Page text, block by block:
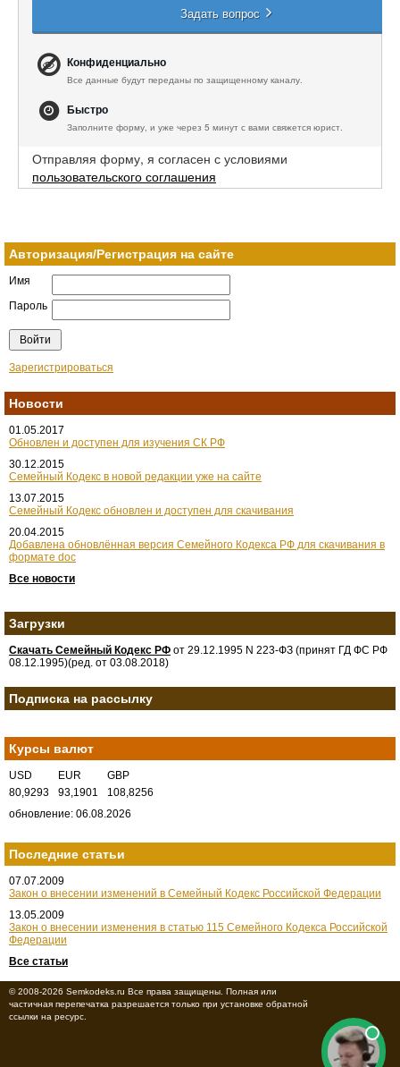
Задать вопрос
Конфиденциально
Все данные будут переданы по защищенному каналу.
Быстро
Заполните форму, и уже через 5 минут с вами свяжется юрист.
Отправляя форму, я согласен с условиями
пользовательского соглашения
Авторизация/Регистрация на сайте
Имя
Пароль
Зарегистрироваться
Новости
01.05.2017
Обновлен и доступен для изучения СК РФ
30.12.2015
Семейный Кодекс в новой редакции уже на сайте
13.07.2015
Семейный Кодекс обновлен и доступен для скачивания
20.04.2015
Добавлена обновлённая версия Семейного Кодекса РФ для скачивания в
формате doc
Все новости
Загрузки
Скачать Семейный Кодекс РФ от 29.12.1995 N 223-ФЗ (принят ГД ФС РФ
08.12.1995)(ред. от 03.08.2018)
Подписка на рассылку
Курсы валют
USD EUR
GBP
80,9293
93,1901
108,8256
обновление: 06.08.2026
Последние статьи
07.07.2009
Закон о внесении изменений в Семейный Кодекс Российской Федерации
13.05.2009
Закон о внесении изменения в статью 115 Семейного Кодекса Российской
Федерации
Все статьи
© 2008-2026 Semkodeks.ru Все права защищены. Полная или
частичная перепечатка разрешается только при установке обратной
ссылки на ресурс.